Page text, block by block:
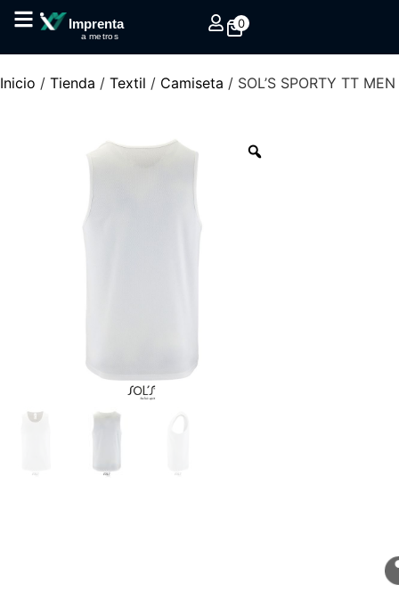
Imprenta
a metros
0
Inicio / Tienda / Textil / Camiseta / SOL’S SPORTY TT MEN